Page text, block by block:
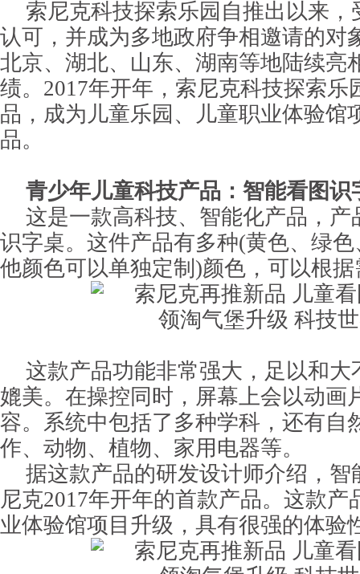
索尼克科技探索乐园自推出以来，
认可，并成为多地政府争相邀请的对
北京、湖北、山东、湖南等地陆续亮
绩。2017年开年，索尼克科技探索乐
品，成为儿童乐园、儿童职业体验馆
品。
青少年儿童科技产品：智能看图识
这是一款高科技、智能化产品，产
识字桌。这件产品有多种(黄色、绿
他颜色可以单独定制)颜色，可以根
这款产品功能非常强大，足以和大
媲美。在操控同时，屏幕上会以动画
容。系统中包括了多种学科，还有自
作、动物、植物、家用电器等。
据这款产品的研发设计师介绍，智
尼克2017年开年的首款产品。这款产
业体验馆项目升级，具有很强的体验